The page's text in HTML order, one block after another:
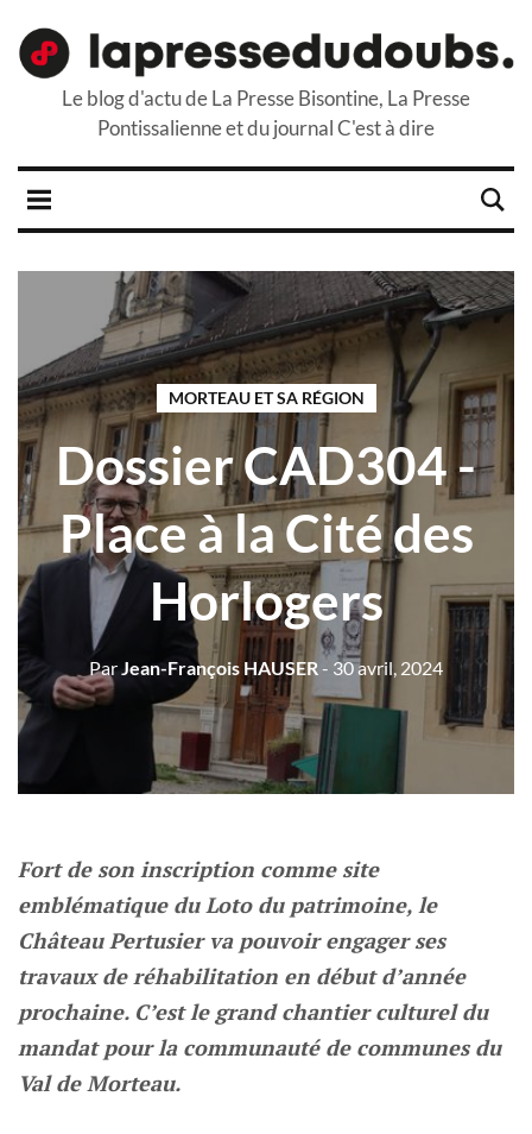
Le blog d'actu de La Presse Bisontine, La Presse
Pontissalienne et du journal C'est à dire
MORTEAU ET SA RÉGION
Dossier CAD304 -
Place à la Cité des
Horlogers
ParJean-François HAUSER- 30 avril, 2024
Fort de son inscription comme site
emblématique du Loto du patrimoine, le
Château Pertusier va pouvoir engager ses
travaux de réhabilitation en début d’année
prochaine. C’est le grand chantier culturel du
mandat pour la communauté de communes du
Val de Morteau.